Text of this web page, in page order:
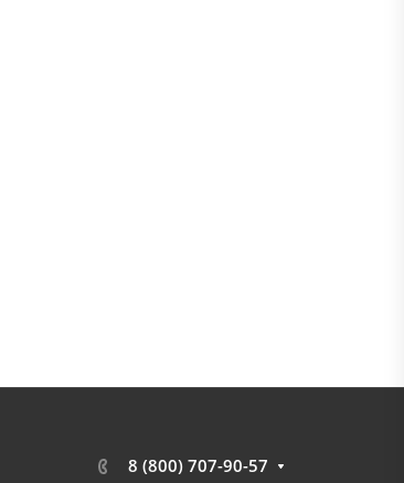
8 (800) 707-90-57